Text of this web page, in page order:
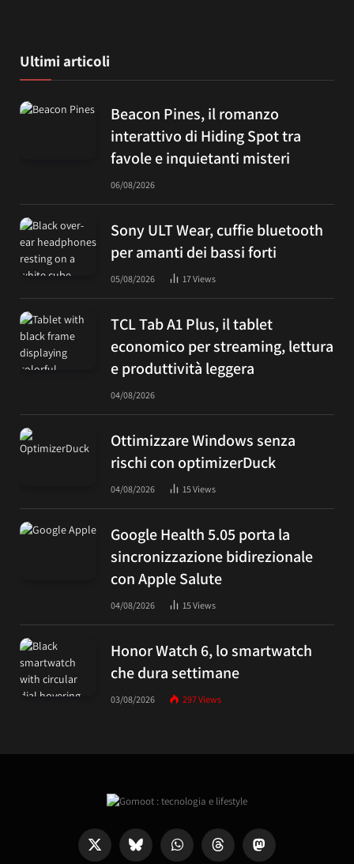
Ultimi articoli
Beacon Pines, il romanzo
interattivo di Hiding Spot tra
favole e inquietanti misteri
06/08/2026
Sony ULT Wear, cuffie bluetooth
per amanti dei bassi forti
05/08/2026 17Views
TCL Tab A1 Plus, il tablet
economico per streaming, lettura
e produttività leggera
04/08/2026
Ottimizzare Windows senza
rischi con optimizerDuck
04/08/2026 15Views
Google Health 5.05 porta la
sincronizzazione bidirezionale
con Apple Salute
04/08/2026 15Views
Honor Watch 6, lo smartwatch
che dura settimane
03/08/2026 297Views
X
Bluesky WhatsAppThreads Mastodon